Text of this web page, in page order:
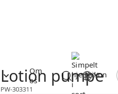
Om
os
Lotion pumpe
PW-303311